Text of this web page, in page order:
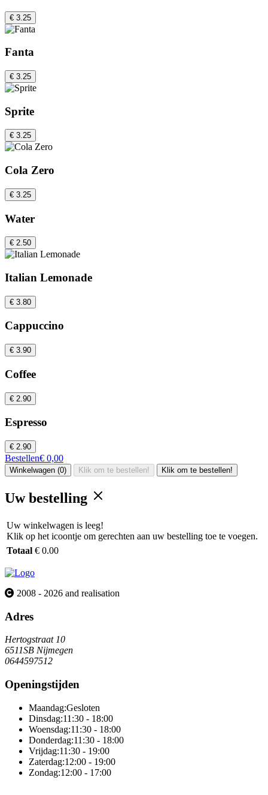
€ 3.25
Fanta
€ 3.25
Sprite
€ 3.25
Cola Zero
€ 3.25
Water
€ 2.50
Italian Lemonade
€ 3.80
Cappuccino
€ 3.90
Coffee
€ 2.90
Espresso
€ 2.90
Bestellen€ 0,00
Winkelwagen (0) Klik om te bestellen! Klik om te bestellen!
Uw bestelling
Uw winkelwagen is leeg!
Klik op het icoontje om gerechten aan uw bestelling toe te voegen.
Totaal € 0.00
2008 - 2026 and realisation
Adres
Hertogstraat 10
6511SB Nijmegen
0644597512
Openingstijden
Maandag:Gesloten
Dinsdag:11:30 - 18:00
Woensdag:11:30 - 18:00
Donderdag:11:30 - 18:00
Vrijdag:11:30 - 19:00
Zaterdag:12:00 - 19:00
Zondag:12:00 - 17:00